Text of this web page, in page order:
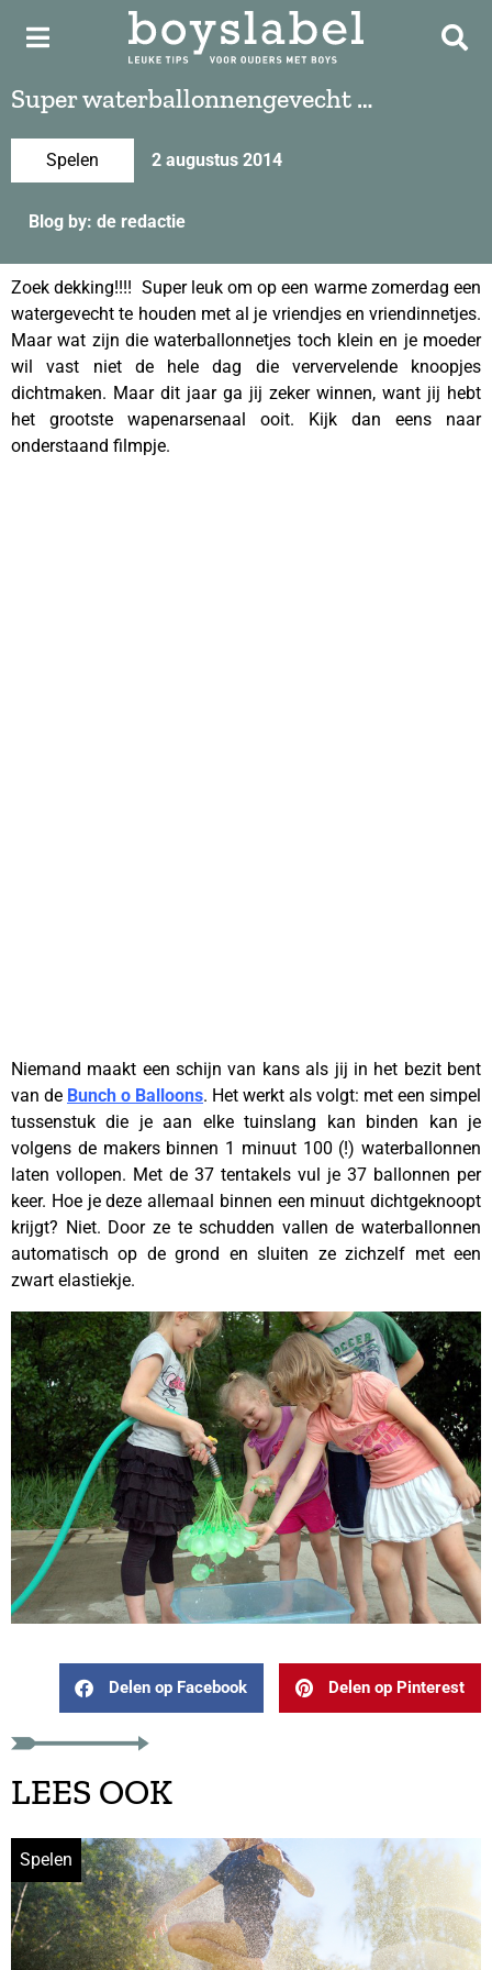
Super waterballonnengevecht …
Spelen 2 augustus 2014
Blog by: de redactie
Zoek dekking!!!! Super leuk om op een warme zomerdag een
watergevecht te houden met al je vriendjes en vriendinnetjes.
Maar wat zijn die waterballonnetjes toch klein en je moeder
wil vast niet de hele dag die ververvelende knoopjes
dichtmaken. Maar dit jaar ga jij zeker winnen, want jij hebt
het grootste wapenarsenaal ooit. Kijk dan eens naar
onderstaand filmpje.
Niemand maakt een schijn van kans als jij in het bezit bent
van de Bunch o Balloons. Het werkt als volgt: met een simpel
tussenstuk die je aan elke tuinslang kan binden kan je
volgens de makers binnen 1 minuut 100 (!) waterballonnen
laten vollopen. Met de 37 tentakels vul je 37 ballonnen per
keer. Hoe je deze allemaal binnen een minuut dichtgeknoopt
krijgt? Niet. Door ze te schudden vallen de waterballonnen
automatisch op de grond en sluiten ze zichzelf met een
zwart elastiekje.
Delen op Facebook Delen op Pinterest
LEES OOK
Spelen